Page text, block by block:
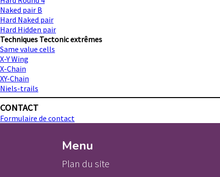
Naked pair B
Hard Naked pair
Hard Hidden pair
Techniques Tectonic extrêmes
Same value cells
X-Y Wing
X-Chain
XY-Chain
Niels-trails
CONTACT
Formulaire de contact
Menu
Plan du site